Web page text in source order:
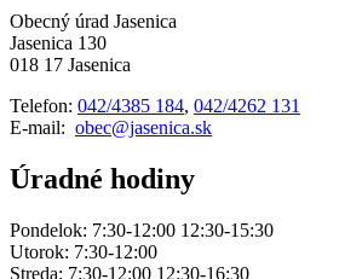
Obecný úrad Jasenica
Jasenica 130
018 17 Jasenica
Telefon: 042/4385 184, 042/4262 131
E-mail: obec@jasenica.sk
Úradné hodiny
Pondelok: 7:30-12:00 12:30-15:30
Utorok: 7:30-12:00
Streda: 7:30-12:00 12:30-16:30